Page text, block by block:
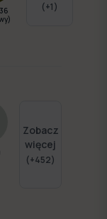
(+1)
Zobacz
więcej
(+452)